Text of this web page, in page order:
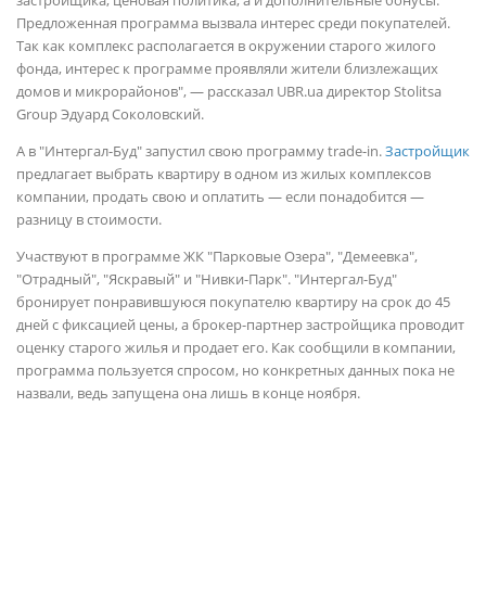
Предложенная программа вызвала интерес среди покупателей.
Так как комплекс располагается в окружении старого жилого
фонда, интерес к программе проявляли жители близлежащих
домов и микрорайонов", — рассказал UBR.ua директор Stolitsa
Group Эдуард Соколовский.
А в "Интергал-Буд" запустил свою программу trade-in.Застройщик
предлагает выбрать квартиру в одном из жилых комплексов
компании, продать свою и оплатить — если понадобится —
разницу в стоимости.
Участвуют в программе ЖК "Парковые Озера", "Демеевка",
"Отрадный", "Яскравый" и "Нивки-Парк". "Интергал-Буд"
бронирует понравившуюся покупателю квартиру на срок до 45
дней с фиксацией цены, а брокер-партнер застройщика проводит
оценку старого жилья и продает его. Как сообщили в компании,
программа пользуется спросом, но конкретных данных пока не
назвали, ведь запущена она лишь в конце ноября.